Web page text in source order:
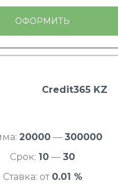
ОФОРМИТЬ
Credit365 KZ
20000— 300000
Срок: 10 — 30
Ставка: от 0.01 %